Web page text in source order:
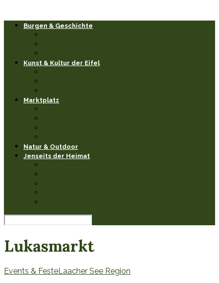
Burgen & Geschichte
Kunst & Kultur der Eifel
Marktplatz
Natur & Outdoor
Jenseits der Heimat
Lukasmarkt
Events & FesteLaacher See Region